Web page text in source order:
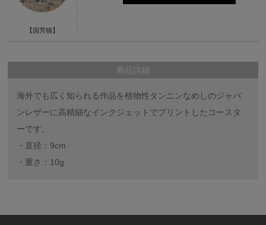
【国芳猫】
商品詳細
海外でも広く知られる作品を植物性タンニンなめしのジャパ
ンレザーに高精細なインクジェットでプリントしたコースタ
ーです。
・直径：9cm
・重さ：10g